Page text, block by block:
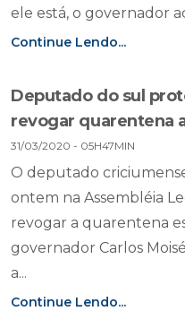
ele está, o governador
Continue Lendo...
Deputado do sul
revogar quarentena
31/03/2020 - 05H47MIN
O deputado
ontem na Assembléia
revogar a quarentena
governador Carlos
a...
Continue Lendo...